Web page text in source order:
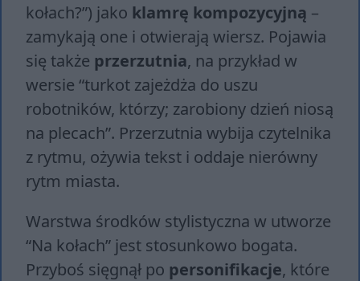
kołach?”) jako klamrę kompozycyjną –
zamykają one i otwierają wiersz. Pojawia
się także przerzutnia, na przykład w
wersie “turkot zajeżdża do uszu
robotników, którzy; zarobiony dzień niosą
na plecach”. Przerzutnia wybija czytelnika
z rytmu, ożywia tekst i oddaje nierówny
rytm miasta.
Warstwa środków stylistyczna w utworze
“Na kołach” jest stosunkowo bogata.
Przyboś sięgnął po personifikacje, które